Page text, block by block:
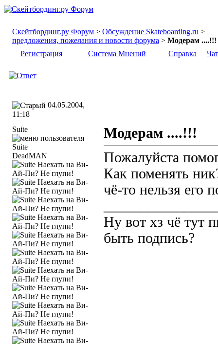
Скейтбординг.ру Форум > Обсуждение Skateboarding.ru >
предложения, пожелания и новости форума > Модерам ....!!!
Регистрация
Система Мнений Справка Чат
04.05.2004,
11:18
Suite
DeadMAN
Модерам ....!!!
Пожалуйста
Как поменять
чё-то нельзя его
Ну вот хз чё тут
быть подпись?